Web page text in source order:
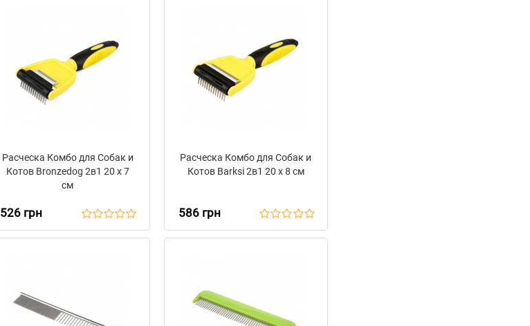
Расческа Комбо для Собак и
Котов Bronzedog 2в1 20 х 7
см
526 грн
Расческа Комбо для Собак и
Котов Barksi 2в1 20 х 8 см
586 грн